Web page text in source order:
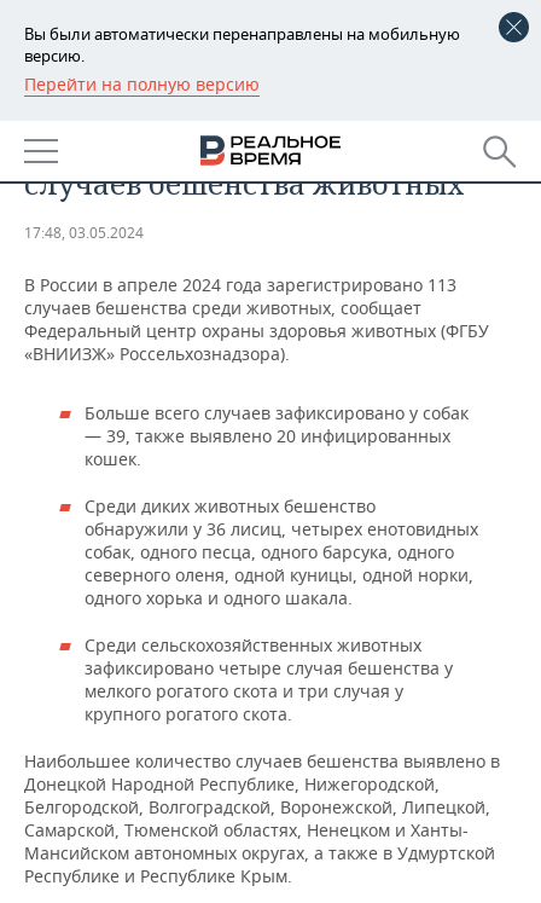
Вы были автоматически перенаправлены на мобильную
версию.
Перейти на полную версию
РЕГИОНЫ
БАШКОРТОСТАН
ТАТАРСТАН
НОВОСТИ
АНАЛИТИКА
ДЕКЛАРАЦИИ О ДОХОДАХ
КОРОЛИ ГОСЗАКАЗА ПФО
ВУЗЫ ТАТАРСТАНА
ТАТАРСТАНА
НОВОСТИ ЭКОНОМИКИ
ФИНАНСЫ
БАНКИ
ИНВЕСТИЦИИ
ПРОМЫШЛЕННОСТЬ
НОВОСТИ
АГРОПРОМ
НЕФТЕХИМИЯ
НЕФТЬ
ЭНЕРГЕТИКА
НЕДВИЖИМОСТЬ
НОВОСТИ НЕДВИЖИМОСТИ
АВТО
НОВОСТИ БИЗНЕСА
РОЗНИЧНАЯ ТОРГОВЛЯ
ТРАНСПОРТ
УСЛУГИ
ТЕХНОЛОГИИ
НОВОСТИ ТЕХНОЛОГИЙ
МЕДИА
ТЕЛЕКОММУНИКАЦИИ
МЕРОПРИЯТИЯ
НОВОСТИ МЕРОПРИЯТИЙ
ВЫЕЗДНАЯ РЕДАКЦИЯ
БИЗНЕС-БРАНЧИ
ONLINE-КОНФЕРЕНЦИИ
ОТКРЫТАЯ ЛЕКЦИЯ
СПОРТ
НОВОСТИ СПОРТА
ФУТБОЛ
ХОККЕЙ
БАСКЕТБОЛ
ОБЩЕСТВО
НОВОСТИ ОБЩЕСТВА
ВЛАСТЬ
ИНФРАСТРУКТУРА
ФОТОГАЛЕРЕЯ
СЮЖЕТЫ
СПРАВОЧНИК
За апрель в России выявили 113
случаев бешенства животных
17:48, 03.05.2024
В России в апреле 2024 года зарегистрировано 113
случаев бешенства среди животных, сообщает
Федеральный центр охраны здоровья животных (ФГБУ
«ВНИИЗЖ» Россельхознадзора).
Больше всего случаев зафиксировано у собак
— 39, также выявлено 20 инфицированных
кошек.
Среди диких животных бешенство
обнаружили у 36 лисиц, четырех енотовидных
собак, одного песца, одного барсука, одного
северного оленя, одной куницы, одной норки,
одного хорька и одного шакала.
Среди сельскохозяйственных животных
зафиксировано четыре случая бешенства у
мелкого рогатого скота и три случая у
крупного рогатого скота.
Наибольшее количество случаев бешенства выявлено в
Донецкой Народной Республике, Нижегородской,
Белгородской, Волгоградской, Воронежской, Липецкой,
Самарской, Тюменской областях, Ненецком и Ханты-
Мансийском автономных округах, а также в Удмуртской
Республике и Республике Крым.